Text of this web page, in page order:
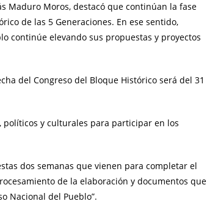
Maduro Moros, destacó que continúan la fase
de las 5 Generaciones. En ese sentido,
continúe elevando sus propuestas y proyectos
del Congreso del Bloque Histórico será del 31
políticos y culturales para participar en los
dos semanas que vienen para completar el
de la elaboración y documentos que
Nacional del Pueblo”.